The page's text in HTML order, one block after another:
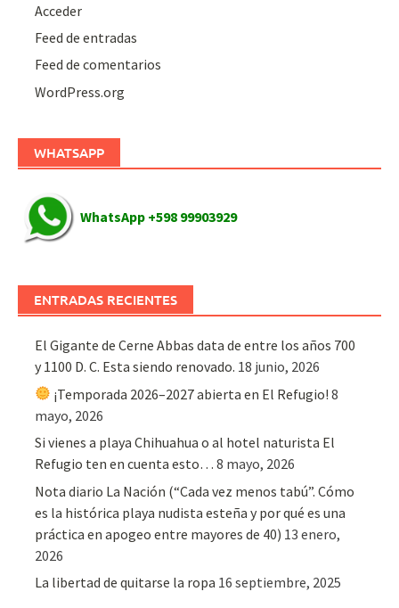
Acceder
Feed de entradas
Feed de comentarios
WordPress.org
WHATSAPP
WhatsApp +598 99903929
ENTRADAS RECIENTES
El Gigante de Cerne Abbas data de entre los años 700
y 1100 D. C. Esta siendo renovado. 18 junio, 2026
¡Temporada 2026–2027 abierta en El Refugio! 8
mayo, 2026
Si vienes a playa Chihuahua o al hotel naturista El
Refugio ten en cuenta esto… 8 mayo, 2026
Nota diario La Nación (“Cada vez menos tabú”. Cómo
es la histórica playa nudista esteña y por qué es una
práctica en apogeo entre mayores de 40) 13 enero,
2026
La libertad de quitarse la ropa 16 septiembre, 2025